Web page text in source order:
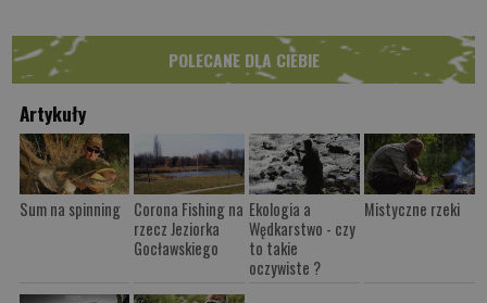
POLECANE DLA CIEBIE
Artykuły
Sum na spinning
Corona Fishing na
rzecz Jeziorka
Gocławskiego
Ekologia a
Wędkarstwo - czy
to takie
oczywiste ?
Mistyczne rzeki